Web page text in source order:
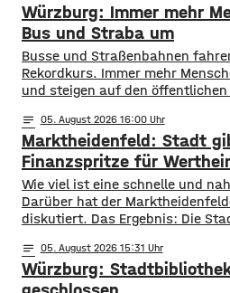
Würzburg: Immer mehr
Bus und Straba um
​​Busse und Straßenbahnen
Rekordkurs. Immer mehr
und steigen auf den
so viele Fahrgäste transportiert
waren knapp 18 Millionen
Nahverkehr unterwegs.
notes 05. August 2026 16:00
Marktheidenfeld: Stadt
Finanzspritze für
​​Wie viel ist eine schnelle und
Darüber hat der
diskutiert. Das Ergebnis: Die
finanziell unterstützen. ​Über
diesem Jahr an den
Krankenhauses. Denn: Allein im
notes 05. August 2026 15:31
Würzburg: